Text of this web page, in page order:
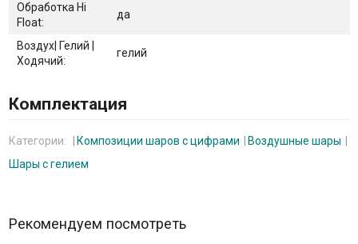
Обработка Hi
Float:
да
Воздух| Гелий |
Ходячий:
гелий
Комплектация
Категории: Композиции шаров с цифрами
Воздушные шары
Шары с гелием
Рекомендуем посмотреть